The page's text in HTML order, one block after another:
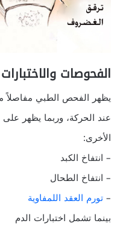
الفحوصات والاختبارات
يظهر الفحص الطبي مفاصلاً
عند الحركة، وربما يظهر
الأخرى:
– انتفاخ الكبد
– انتفاخ الطحال
–تورم العقد اللمفاوية
بينما تشمل اختبارات الدم